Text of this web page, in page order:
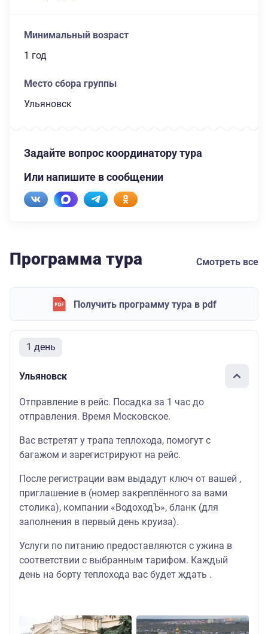
Минимальный возраст
1 год
Место сбора группы
Ульяновск
Задайте вопрос координатору тура
Или напишите в сообщении
Программа тура Смотреть все
Получить программу тура в pdf
1 день
Ульяновск
Отправление в рейс. Посадка за 1 час до
отправления. Время Московское.
Вас встретят у трапа теплохода, помогут с
багажом и зарегистрируют на рейс.
После регистрации вам выдадут ключ от вашей ,
приглашение в (номер закреплённого за вами
столика), компании «ВодоходЪ», бланк (для
заполнения в первый день круиза).
Услуги по питанию предоставляются с ужина в
соответствии с выбранным тарифом. Каждый
день на борту теплохода вас будет ждать .